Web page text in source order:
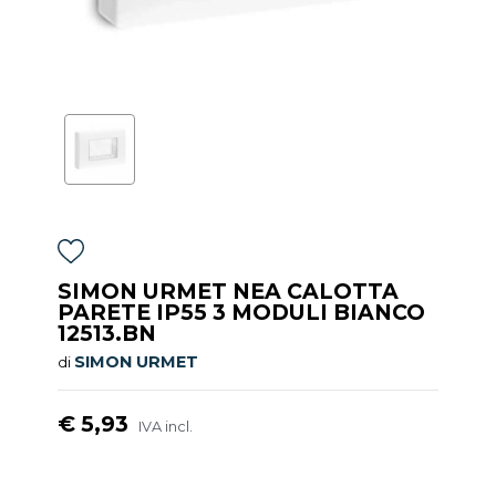
SIMON URMET NEA CALOTTA
PARETE IP55 3 MODULI BIANCO
12513.BN
di SIMON URMET
€ 5,93 IVA incl.